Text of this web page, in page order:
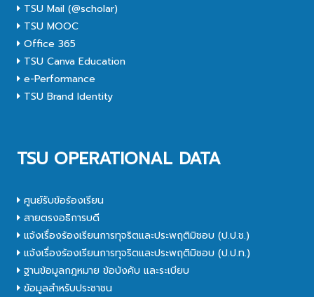
TSU Mail (@scholar)
TSU MOOC
Office 365
TSU Canva Education
e-Performance
TSU Brand Identity
TSU OPERATIONAL DATA
ศูนย์รับข้อร้องเรียน
สายตรงอธิการบดี
แจ้งเรื่องร้องเรียนการทุจริตและประพฤติมิชอบ (ป.ป.ช.)
แจ้งเรื่องร้องเรียนการทุจริตและประพฤติมิชอบ (ป.ป.ท.)
ฐานข้อมูลกฎหมาย ข้อบังคับ และระเบียบ
ข้อมูลสำหรับประชาชน